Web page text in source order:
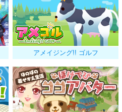
アメイジング!! ゴルフ